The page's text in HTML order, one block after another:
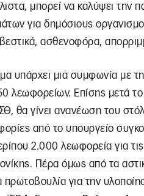
μπορεί να καλύψει την
για δημόσιους
ασθενοφόρα,
υπάρχει μια συμφωνία με
λεωφορείων. Επίσης μετά το
θα γίνει ανανέωση του
από το υπουργείο
2.000 λεωφορεία για
Πέρα όμως από τα
πρωτοβουλία για την